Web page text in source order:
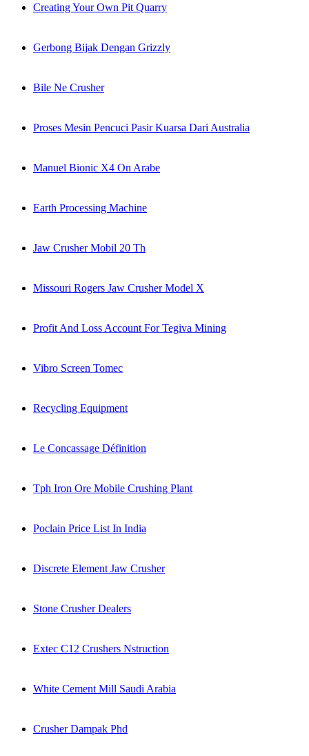
Creating Your Own Pit Quarry
Gerbong Bijak Dengan Grizzly
Bile Ne Crusher
Proses Mesin Pencuci Pasir Kuarsa Dari Australia
Manuel Bionic X4 On Arabe
Earth Processing Machine
Jaw Crusher Mobil 20 Th
Missouri Rogers Jaw Crusher Model X
Profit And Loss Account For Tegiva Mining
Vibro Screen Tomec
Recycling Equipment
Le Concassage Définition
Tph Iron Ore Mobile Crushing Plant
Poclain Price List In India
Discrete Element Jaw Crusher
Stone Crusher Dealers
Extec C12 Crushers Nstruction
White Cement Mill Saudi Arabia
Crusher Dampak Phd